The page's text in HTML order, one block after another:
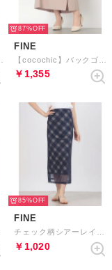
87%
FINE
￥1,355
85%
FINE
チェック柄シアーレイヤードタイトスカート （ブルー）
￥1,020